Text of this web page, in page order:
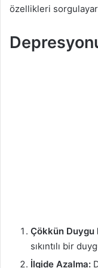
özellikleri
Çökkün Duygu
sıkıntılı bir
İlgide Azalma: